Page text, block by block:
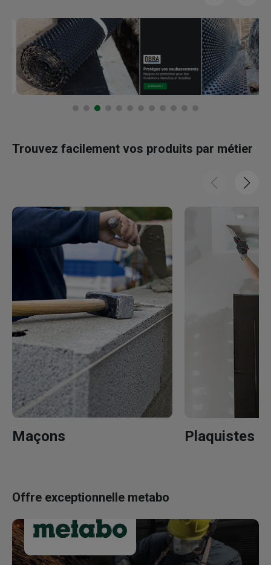
Trouvez facilement vos produits par métier
Maçons Plaquistes -
Offre exceptionnelle metabo